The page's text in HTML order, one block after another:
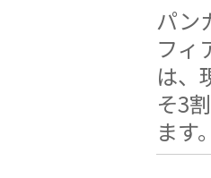
パン
フィ
は、
そ3
ます。